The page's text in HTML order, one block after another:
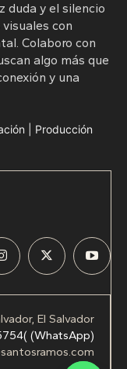
duda y el silencio
con
Colaboro con
algo más que
y una
| Producción
El Salvador
(WhatsApp)